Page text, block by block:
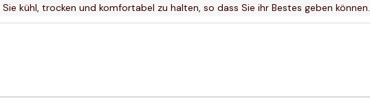
kühl, trocken und komfortabel zu halten, so dass Sie ihr Bestes geben können.